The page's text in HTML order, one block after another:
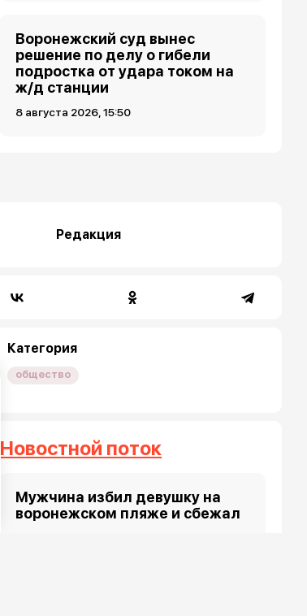
Воронежский суд вынес
решение по делу о гибели
подростка от удара током на
ж/д станции
8 августа 2026, 15:50
Редакция
Категория
общество
Новостной поток
Мужчина избил девушку на
воронежском пляже и сбежал